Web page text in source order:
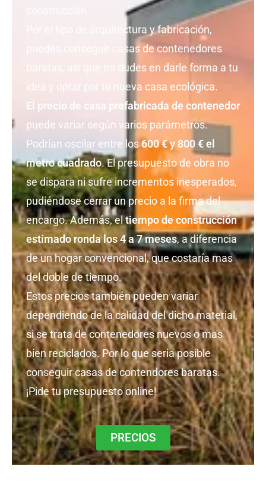
Por el tipo de arquitectura y fabricación,
puedes conseguir casas de contenedores
baratas, así que no dudes en darle forma a tu
idea y optar por tu nueva casa ecológica.
El precio de casa prefabricada de contenedor
puede variar según varios parámetros.
Podrían oscilar entre los600 € y 800 € el
metro cuadrado. El presupuesto de obra no
se dispara ni sufre incrementos inesperados,
pudiéndose cerrar un precio a la firma del
encargo. Además, eltiempo de construcción
estimado ronda los 4 a 7 meses, a diferencia
de un hogar convencional, que costaría mas
del doble de tiempo.
Estos precios también pueden variar
dependiendo de la calidad del dicho material,
si se trata de contenedores nuevos o mas
bien reciclados. Por lo que seria posible
conseguir casas de contendores baratas.
¡Pide tu presupuesto online!
PRECIOS